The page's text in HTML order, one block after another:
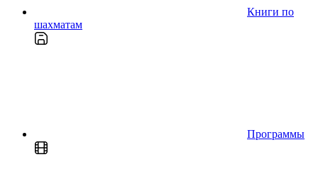
Книги по
шахматам
Программы